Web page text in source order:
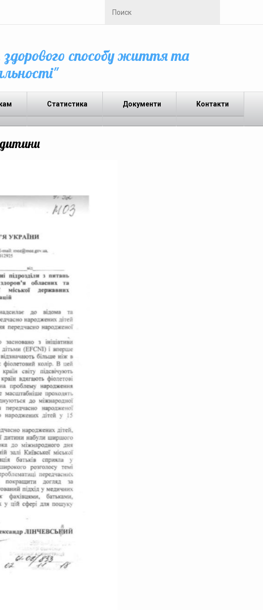
способу життя та
Статистика Документи Контакти